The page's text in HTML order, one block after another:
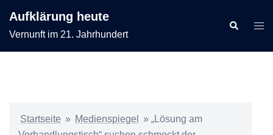
Inhalt
springen
Aufklärung heute
Vernunft im 21. Jahrhundert
Suche
Startseite » Medienspiegel » „Lösung am